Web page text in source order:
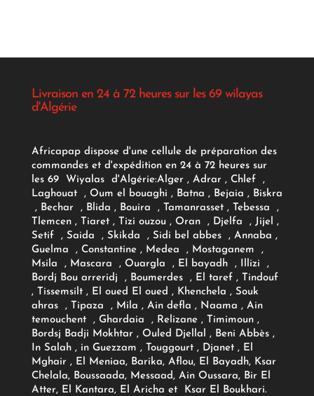
Livraison en 24 à 72 heures sur les 69 wilayas
d'Algérie
Africapap dispose d'une cellule de préparation des
commandes et d'expédition en 24 à 72 heures sur
les 69 Wiyalas d'Algérie:Alger , Adrar, Chlef ,
Laghouat , Oum el bouaghi , Batna , Bejaia , Biskra
, Bechar , Blida , Bouira , Tamanrasset , Tebessa ,
Tlemcen , Tiaret , Tizi ouzou , Oran , Djelfa , Jijel ,
Setif , Saida , Skikda , Sidi bel abbes , Annaba ,
Guelma , Constantine , Medea , Mostaganem ,
Msila , Mascara , Ouargla , El bayadh , Illizi ,
Bordj Bou arreridj , Boumerdes , El taref , Tindouf
, Tissemsilt , El oued El oued , Khenchela , Souk
ahras , Tipaza , Mila , Ain defla , Naama , Ain
temouchent , Ghardaia , Relizane , Timimoun ,
Bordsj Badji Mokhtar , Ouled Djellal , Beni Abbès ,
In Salah , in Guezzam , Touggourt , Djanet , El
Mghair , El Meniaa, Barika, Aflou, El Bayadh, Ksar
Chelala, Boussaada, Messaad, Ain Oussara, Bir El
Atter, El Kantara, El Aricha et Ksar El Boukhari.